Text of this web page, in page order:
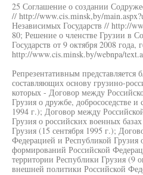
25 Соглашение о создании
// http://www.cis.minsk,by/
Независимых Государств // http://
80; Решение о членстве Грузии в
Государств от 9 октября 2008
http://www.cis.minsk.by/webnpa/
Репрезентативным представляется
составляющих основу грузино-
которых - Договор между
Грузия о дружбе, добрососедстве и
1994 г.); Договор между
Грузия о российских военных
Грузия (15 сентября 1995 г.);
Федерацией и Республикой Грузия
формирований Российской
территории Республики Грузия (9
внешней политики Российской